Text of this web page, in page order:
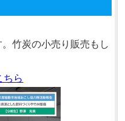
竹炭の小売り販売もし
ちら